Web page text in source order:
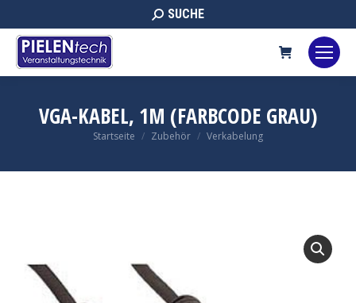
Search:
SUCHE
VGA-KABEL, 1M (FARBCODE GRAU)
Sie befinden sich hier:
Startseite Zubehör Verkabelung